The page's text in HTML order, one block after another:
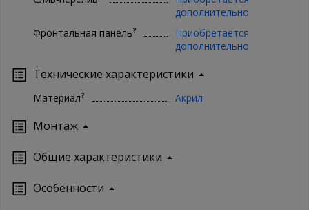
дополнительно
Фронтальная панель?
Приобретается
дополнительно
Технические характеристики
Материал? Акрил
Монтаж
Oбщие характеристики
Особенности